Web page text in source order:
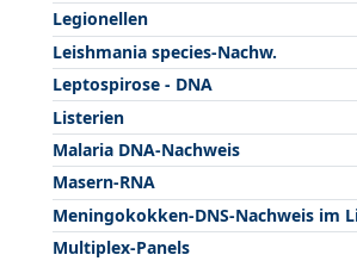
Legionellen
Leishmania species-Nachw.
Leptospirose - DNA
Listerien
Malaria DNA-Nachweis
Masern-RNA
Meningokokken-DNS-Nachweis im
Multiplex-Panels